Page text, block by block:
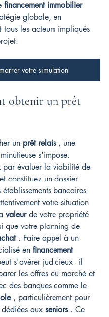
financement immobilier
globale, en
tous les acteurs impliqués
votre simulation
obtenir un prêt
un prêt relais , une
s'impose.
par évaluer la viabilité de
constituez un dossier
établissements bancaires
votre situation
valeur de votre propriété
que votre planning de
. Faire appel à un
en financement
s'avérer judicieux - il
les offres du marché et
des banques comme le
, particulièrement pour
dédiées aux seniors . Ce